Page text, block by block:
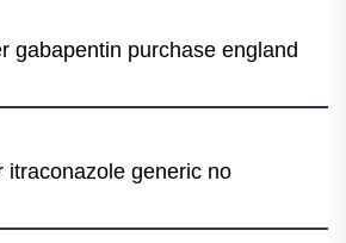
gabapentin purchase england
itraconazole generic no